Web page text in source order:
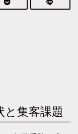
と集客課題